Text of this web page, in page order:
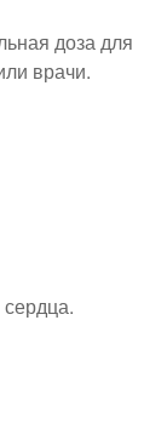
доза для
врачи.